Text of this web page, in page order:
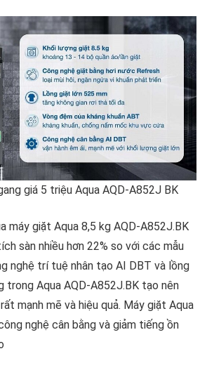
giá 5 triệu Aqua AQD-A852J BK
máy giặt Aqua 8,5 kg AQD-A852J.BK
sàn nhiều hơn 22% so với các mẫu
nghệ trí tuệ nhân tạo AI DBT và lồng
trong Aqua AQD-A852J.BK tạo nên
mạnh mẽ và hiệu quả. Máy giặt Aqua
nghệ cân bằng và giảm tiếng ồn